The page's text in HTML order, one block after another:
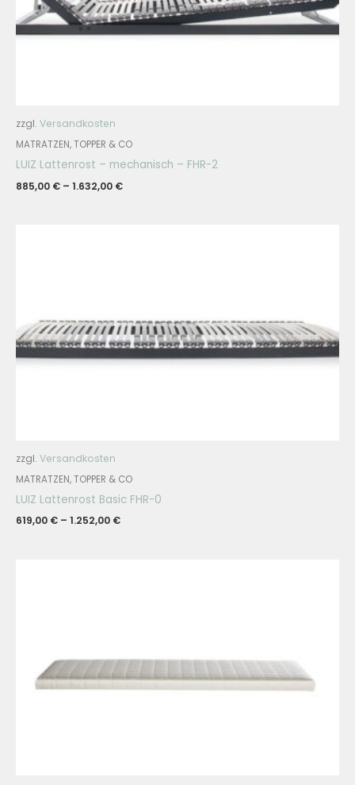
zzgl. Versandkosten
MATRATZEN, TOPPER & CO
LUIZ Lattenrost – mechanisch – FHR-2
885,00 € – 1.632,00 €
zzgl. Versandkosten
MATRATZEN, TOPPER & CO
LUIZ Lattenrost Basic FHR-0
619,00 € – 1.252,00 €